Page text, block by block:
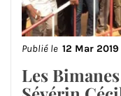
Publié le 12 Mar 2019
Les